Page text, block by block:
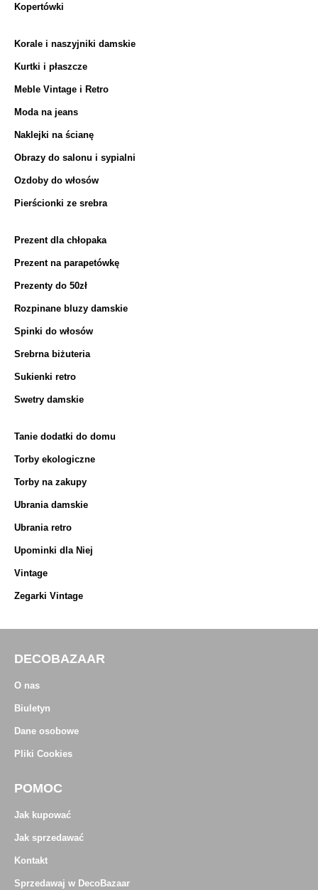
Kopertówki
Korale i naszyjniki damskie
Kurtki i płaszcze
Meble Vintage i Retro
Moda na jeans
Naklejki na ścianę
Obrazy do salonu i sypialni
Ozdoby do włosów
Pierścionki ze srebra
Prezent dla chłopaka
Prezent na parapetówkę
Prezenty do 50zł
Rozpinane bluzy damskie
Spinki do włosów
Srebrna biżuteria
Sukienki retro
Swetry damskie
Tanie dodatki do domu
Torby ekologiczne
Torby na zakupy
Ubrania damskie
Ubrania retro
Upominki dla Niej
Vintage
Zegarki Vintage
DECOBAZAAR
O nas
Biuletyn
Dane osobowe
Pliki Cookies
POMOC
Jak kupować
Jak sprzedawać
Kontakt
Sprzedawaj w DecoBazaar